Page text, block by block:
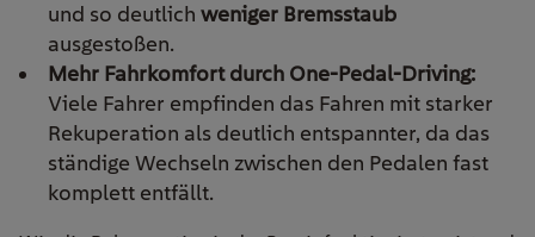
und so deutlich weniger Bremsstaub
ausgestoßen.
Mehr Fahrkomfort durch One-Pedal-Driving:
Viele Fahrer empfinden das Fahren mit starker
Rekuperation als deutlich entspannter, da das
ständige Wechseln zwischen den Pedalen fast
komplett entfällt.